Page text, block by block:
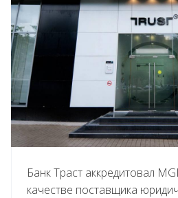
Банк Траст аккредитовал
качестве поставщика